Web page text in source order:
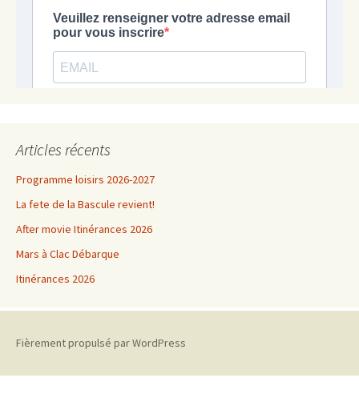
Articles récents
Programme loisirs 2026-2027
La fete de la Bascule revient!
After movie Itinérances 2026
Mars à Clac Débarque
Itinérances 2026
Fièrement propulsé par WordPress